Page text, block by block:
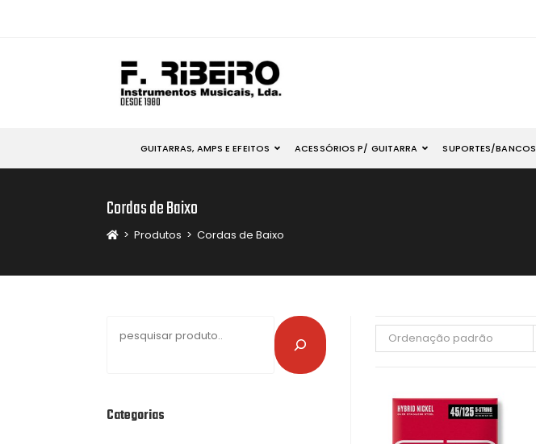
GUITARRAS, AMPS E EFEITOS ACESSÓRIOS P/ GUITARRA SUPORTES/BANCOS
Cordas de Baixo
> Produtos > Cordas de Baixo
Ordenação padrão
Categorias